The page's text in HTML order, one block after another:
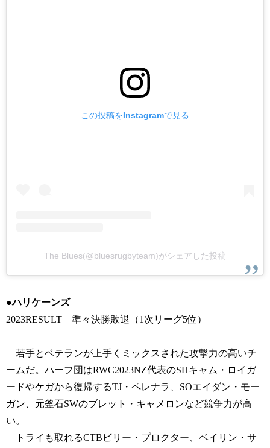
この投稿をInstagramで見る
The Blues(@bluesrugbyteam)がシェアした投稿
●ハリケーンズ
2023RESULT 準々決勝敗退（1次リーグ5位）
若手とベテランが上手くミックスされた攻撃力の高いチ
ームだ。ハーフ団はRWC2023NZ代表のSHキャム・ロイガ
ードやケガから復帰するTJ・ペレナラ、SOエイダン・モー
ガン、元釜石SWのブレット・キャメロンなど競争力が高
い。
トライも取れるCTBビリー・プロクター、ベイリン・サ